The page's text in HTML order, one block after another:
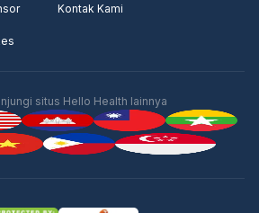
Kontak Kami
situs Hello Health lainnya